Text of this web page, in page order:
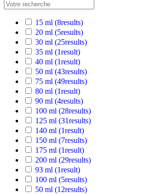
15 ml (8results)
20 ml (5results)
30 ml (25results)
35 ml (1result)
40 ml (1result)
50 ml (43results)
75 ml (49results)
80 ml (1result)
90 ml (4results)
100 ml (28results)
125 ml (31results)
140 ml (1result)
150 ml (7results)
175 ml (1result)
200 ml (29results)
93 ml (1result)
100 ml (5results)
50 ml (12results)